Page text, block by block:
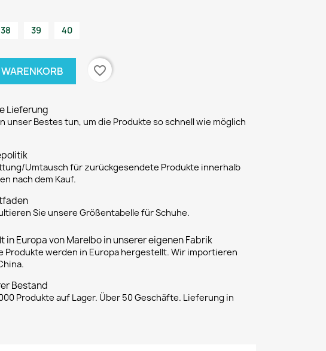
38 39 40
favorite_border
Lieferung
unser Bestes tun, um die Produkte so schnell wie möglich
Umtausch für zurückgesendete Produkte innerhalb
nach dem Kauf.
Sie unsere Größentabelle für Schuhe.
in Europa von Marelbo in unserer eigenen Fabrik
Produkte werden in Europa hergestellt. Wir importieren
Bestand
Produkte auf Lager. Über 50 Geschäfte. Lieferung in